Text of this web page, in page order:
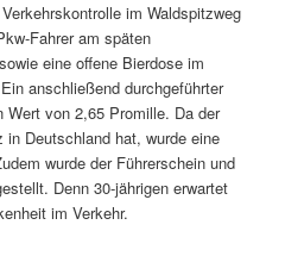
im Waldspitzweg
Fahrer am späten
eine offene Bierdose im
anschließend durchgeführter
Wert von 2,65 Promille. Da der
Deutschland hat, wurde eine
wurde der Führerschein und
Denn 30-jährigen erwartet
im Verkehr.